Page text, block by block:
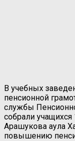
В учебных
пенсионной
службы
собрали
Арашукова аула
повышению